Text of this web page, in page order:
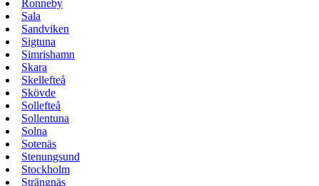
Ronneby
Sala
Sandviken
Sigtuna
Simrishamn
Skara
Skellefteå
Skövde
Sollefteå
Sollentuna
Solna
Sotenäs
Stenungsund
Stockholm
Strängnäs